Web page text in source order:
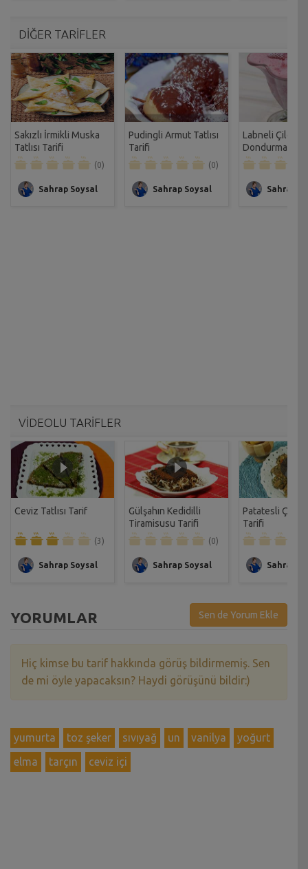
DİĞER TARİFLER
Sakızlı İrmikli Muska
Tatlısı Tarifi
(0)
Sahrap Soysal
Pudingli Armut Tatlısı
Tarifi
(0)
Sahrap Soysal
Labneli Çilekli
Dondurma
Sahrap
VİDEOLU TARİFLER
Ceviz Tatlısı Tarif
(3)
Sahrap Soysal
Gülşahın Kedidilli
Tiramisusu Tarifi
(0)
Sahrap Soysal
Patatesli Çıtır
Tarifi
Sahrap
YORUMLAR Sen de Yorum Ekle
Hiç kimse bu tarif hakkında görüş bildirmemiş. Sen
de mi öyle yapacaksın? Haydi görüşünü bildir:)
yumurta toz şeker sıvıyağ un vanilya
yoğurt
elma
tarçın ceviz içi